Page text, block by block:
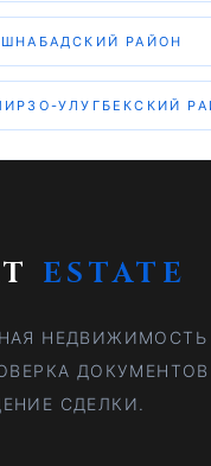
РАЙОН
УЛУГБЕКСКИЙ
ESTATE
НЕДВИЖИМОСТЬ
СДЕЛКИ.